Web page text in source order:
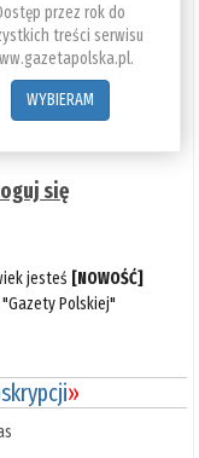
przez rok do
treści serwisu
WYBIERAM
się
jesteś [NOWOŚĆ]
Polskiej"
»